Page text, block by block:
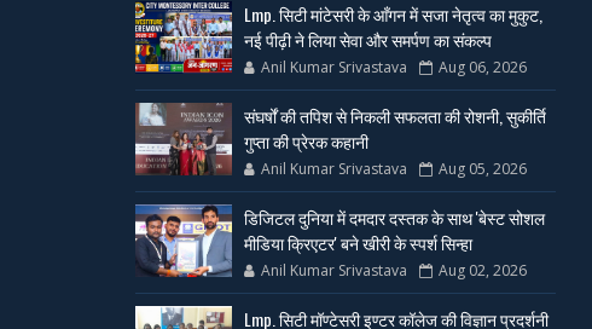
Lmp. सिटी मांटेसरी के आँगन में सजा नेतृत्व का मुकुट,
नई पीढ़ी ने लिया सेवा और समर्पण का संकल्प
Anil Kumar Srivastava Aug 06, 2026
संघर्षों की तपिश से निकली सफलता की रोशनी, सुकीर्ति
गुप्ता की प्रेरक कहानी
Anil Kumar Srivastava Aug 05, 2026
डिजिटल दुनिया में दमदार दस्तक के साथ 'बेस्ट सोशल
मीडिया क्रिएटर' बने खीरी के स्पर्श सिन्हा
Anil Kumar Srivastava Aug 02, 2026
Lmp. सिटी मॉण्टेसरी इण्टर कॉलेज की विज्ञान प्रदर्शनी